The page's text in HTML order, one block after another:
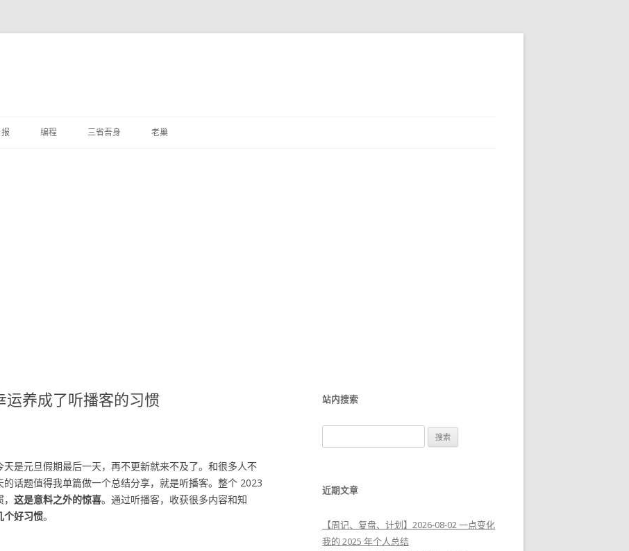
至
正
编程 三省吾身 老巢
养成了听播客的习惯
是元旦假期最后一天，再不更新就来不及了。和很多人不
话题值得我单篇做一个总结分享，就是听播客。整个 2023
这是意料之外的惊喜。通过听播客，收获很多内容和知
个好习惯。
站内搜索
索
近期文章
【周记、复盘、计划】2026-08-02 一点变化
我的 2025 年个人总结